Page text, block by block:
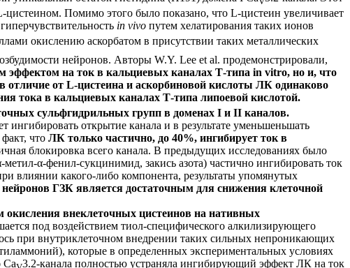
Помимо этого было показано, что L-цистеин увеличивает
in vivo путем хелатирования таких ионов
окислению аскорбатом в присутствии таких металлических
нейронов. Авторы W.Y. Lee et al. продемонстрировали,
на ток в кальциевых каналах Т-типа in vitro, но и, что
отличие от L-цистеина и аскорбиновой кислоты ЛК одинаково
тока в кальциевых каналах Т-типа липоевой кислотой.
сульфгидрильных групп в доменах I и II каналов.
открытие канала и в результате уменьшеньшать
что ЛК только частично, до 40%, ингибирует ток в
блокировка всего канала. В предыдущих исследованиях было
α-фенил-сукцинимид, закись азота) частично ингибировать ток
влиянии какого-либо компонента, результаты упомянутых
ГЗК является достаточным для снижения клеточной
внеклеточных цистеинов на нативных
под воздействием тиол-специфического алкилизирующего
при внутриклеточном внедрении таких сильных непроникающих
которые в определенных экспериментальных условиях
Ca 3.2-канала полностью устраняла ингибирующий эффект ЛК на ток